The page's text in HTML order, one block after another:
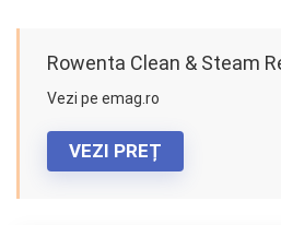
VEZI PREȚ
Rowenta Clean & Steam
Vezi pe emag.ro